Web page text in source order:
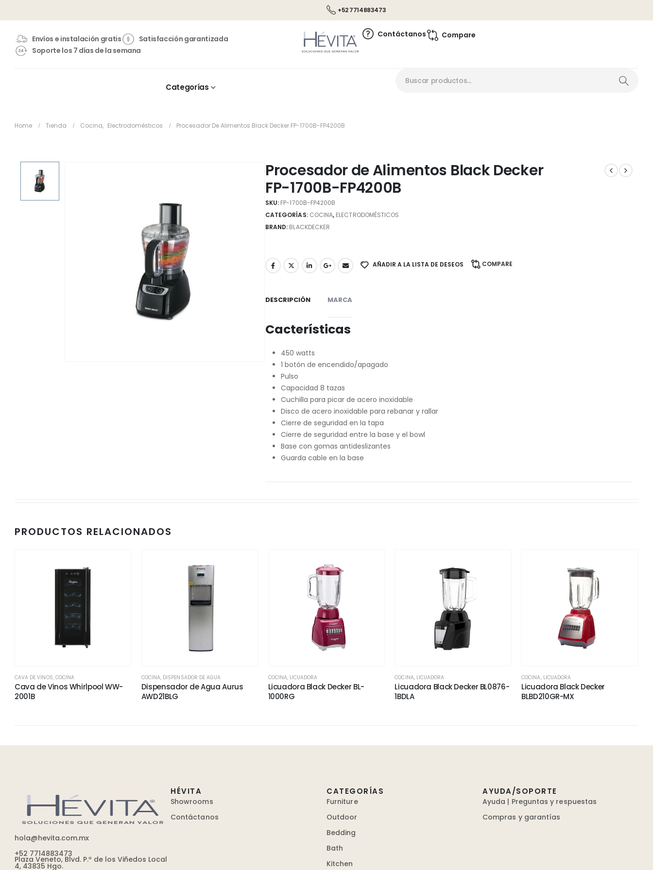
+52 7714883473
Envíos e instalación gratis
Satisfacción garantizada
Soporte los 7 días de la semana
Contáctanos Compare
Categorías
Home Tienda Cocina, Electrodomésticos Procesador De Alimentos Black Decker FP-1700B-FP4200B
Procesador de Alimentos Black Decker
FP-1700B-FP4200B
SKU: FP-1700B-FP4200B
CATEGORÍAS: COCINA, ELECTRODOMÉSTICOS
BRAND: BLACKDECKER
AÑADIR A LA LISTA DE DESEOS COMPARE
DESCRIPCIÓN MARCA
Cacterísticas
450 watts
1 botón de encendido/apagado
Pulso
Capacidad 8 tazas
Cuchilla para picar de acero inoxidable
Disco de acero inoxidable para rebanar y rallar
Cierre de seguridad en la tapa
Cierre de seguridad entre la base y el bowl
Base con gomas antideslizantes
Guarda cable en la base
PRODUCTOS RELACIONADOS
CAVA DE VINOS, COCINA
Cava de Vinos Whirlpool WW-
2001B
COCINA, DISPENSADOR DE AGUA
Dispensador de Agua Aurus
AWD21BLG
COCINA, LICUADORA
Licuadora Black Decker BL-
1000RG
COCINA, LICUADORA
Licuadora Black Decker BL0876-
1BDLA
COCINA, LICUADORA
Licuadora Black Decker
BLBD210GR-MX
hola@hevita.com.mx
+52 7714883473
Plaza Veneto, Blvd. P.º de los Viñedos Local
4, 43835 Hgo.
HÉVITA
Showrooms
Contáctanos
CATEGORÍAS
Furniture
Outdoor
Bedding
Bath
Kitchen
AYUDA/SOPORTE
Ayuda | Preguntas y respuestas
Compras y garantías